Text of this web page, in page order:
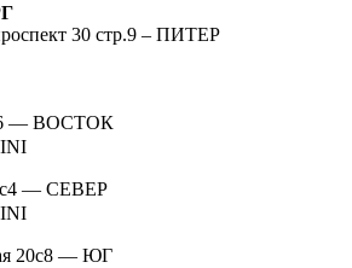
30 стр.9 – ПИТЕР
— ВОСТОК
— СЕВЕР
20с8 — ЮГ